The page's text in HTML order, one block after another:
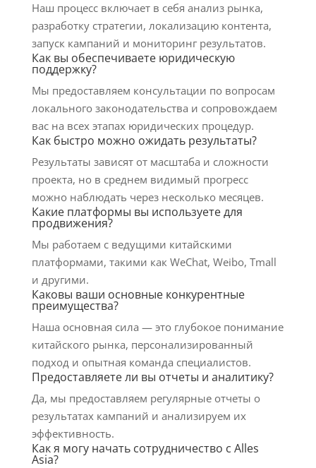
Наш процесс включает в себя анализ рынка,
разработку стратегии, локализацию контента,
запуск кампаний и мониторинг результатов.
Как вы обеспечиваете юридическую
поддержку?
Мы предоставляем консультации по вопросам
локального законодательства и сопровождаем
вас на всех этапах юридических процедур.
Как быстро можно ожидать результаты?
Результаты зависят от масштаба и сложности
проекта, но в среднем видимый прогресс
можно наблюдать через несколько месяцев.
Какие платформы вы используете для
продвижения?
Мы работаем с ведущими китайскими
платформами, такими как WeChat, Weibo, Tmall
и другими.
Каковы ваши основные конкурентные
преимущества?
Наша основная сила — это глубокое понимание
китайского рынка, персонализированный
подход и опытная команда специалистов.
Предоставляете ли вы отчеты и аналитику?
Да, мы предоставляем регулярные отчеты о
результатах кампаний и анализируем их
эффективность.
Как я могу начать сотрудничество с Alles
Asia?